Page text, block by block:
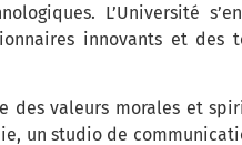
L’Université
innovants et des
des valeurs morales et
un studio de